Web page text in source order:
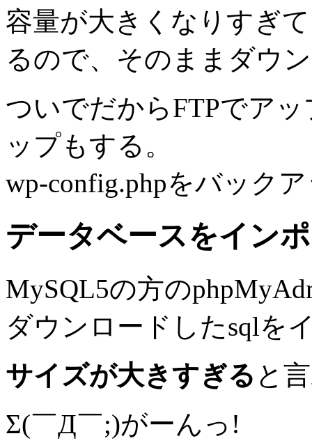
容量が大きくなりすぎ
るので、そのままダウ
ついでだからFTPでア
ップもする。
wp-config.phpをバック
データベースをイン
MySQL5の方の
ダウンロードしたsqlを
サイズが大きすぎる と
Σ(￣Д￣;)がーんっ!